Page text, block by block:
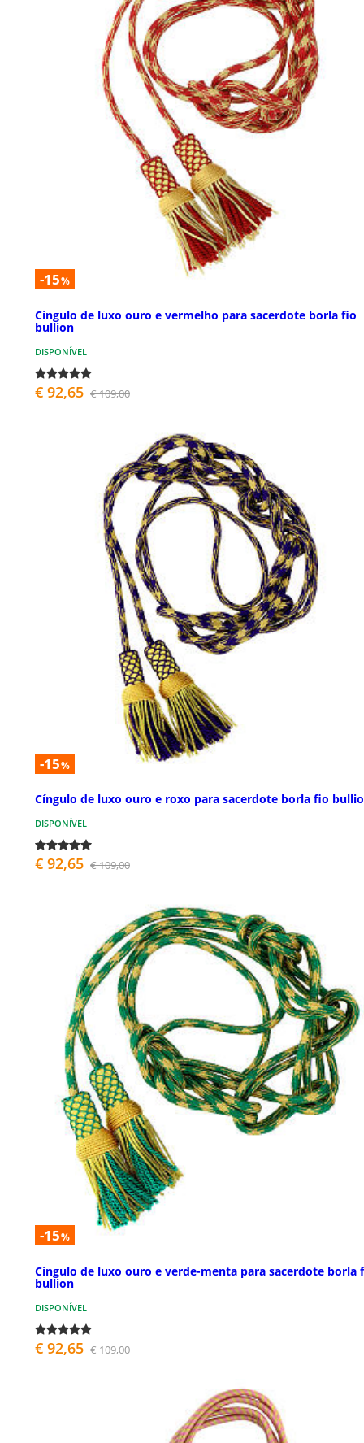
-15%
Cíngulo de luxo ouro e vermelho para sacerdote borla fio
bullion
DISPONÍVEL
€ 92,65 € 109,00
-15%
Cíngulo de luxo ouro e roxo para sacerdote borla fio
DISPONÍVEL
€ 92,65 € 109,00
-15%
Cíngulo de luxo ouro e verde-menta para sacerdote borla
bullion
DISPONÍVEL
€ 92,65 € 109,00